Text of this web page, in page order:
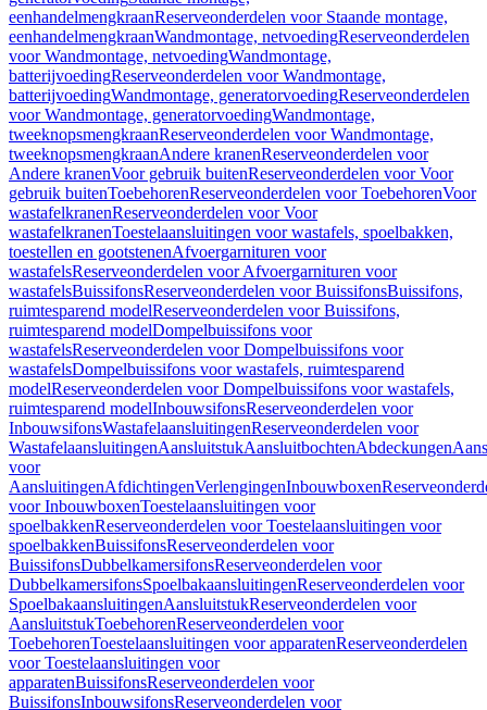
eenhandelmengkraanReserveonderdelen voor Staande montage,
eenhandelmengkraanWandmontage, netvoedingReserveonderdelen
voor Wandmontage, netvoedingWandmontage,
batterijvoedingReserveonderdelen voor Wandmontage,
batterijvoedingWandmontage, generatorvoedingReserveonderdelen
voor Wandmontage, generatorvoedingWandmontage,
tweeknopsmengkraanReserveonderdelen voor Wandmontage,
tweeknopsmengkraanAndere kranenReserveonderdelen voor
Andere kranenVoor gebruik buitenReserveonderdelen voor Voor
gebruik buitenToebehorenReserveonderdelen voor ToebehorenVoor
wastafelkranenReserveonderdelen voor Voor
wastafelkranenToestelaansluitingen voor wastafels, spoelbakken,
toestellen en gootstenenAfvoergarnituren voor
wastafelsReserveonderdelen voor Afvoergarnituren voor
wastafelsBuissifonsReserveonderdelen voor BuissifonsBuissifons,
ruimtesparend modelReserveonderdelen voor Buissifons,
ruimtesparend modelDompelbuissifons voor
wastafelsReserveonderdelen voor Dompelbuissifons voor
wastafelsDompelbuissifons voor wastafels, ruimtesparend
modelReserveonderdelen voor Dompelbuissifons voor wastafels,
ruimtesparend modelInbouwsifonsReserveonderdelen voor
InbouwsifonsWastafelaansluitingenReserveonderdelen voor
WastafelaansluitingenAansluitstukAansluitbochtenAbdeckungen
voor
AansluitingenAfdichtingenVerlengingenInbouwboxen
voor InbouwboxenToestelaansluitingen voor
spoelbakkenReserveonderdelen voor Toestelaansluitingen voor
spoelbakkenBuissifonsReserveonderdelen voor
BuissifonsDubbelkamersifonsReserveonderdelen voor
DubbelkamersifonsSpoelbakaansluitingenReserveonderdelen voor
SpoelbakaansluitingenAansluitstukReserveonderdelen voor
AansluitstukToebehorenReserveonderdelen voor
ToebehorenToestelaansluitingen voor apparatenReserveonderdelen
voor Toestelaansluitingen voor
apparatenBuissifonsReserveonderdelen voor
BuissifonsInbouwsifonsReserveonderdelen voor